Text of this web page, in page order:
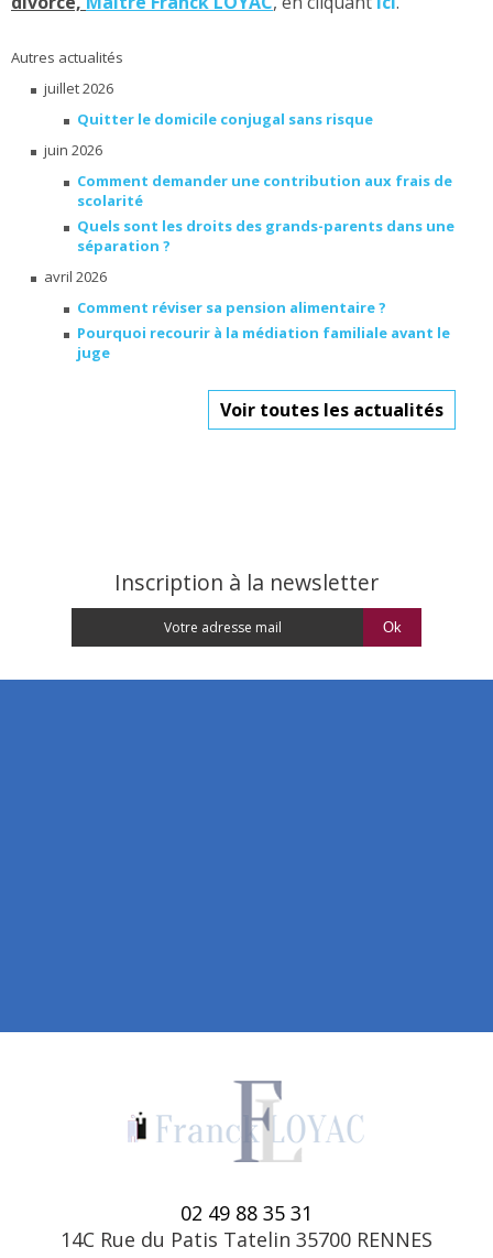
Autres actualités
juillet 2026
Quitter le domicile conjugal sans risque
juin 2026
Comment demander une contribution aux frais de
scolarité
Quels sont les droits des grands-parents dans une
séparation ?
avril 2026
Comment réviser sa pension alimentaire ?
Pourquoi recourir à la médiation familiale avant le
juge
Voir toutes les actualités
Inscription à la newsletter
02 49 88 35 31
14C Rue du Patis Tatelin 35700 RENNES